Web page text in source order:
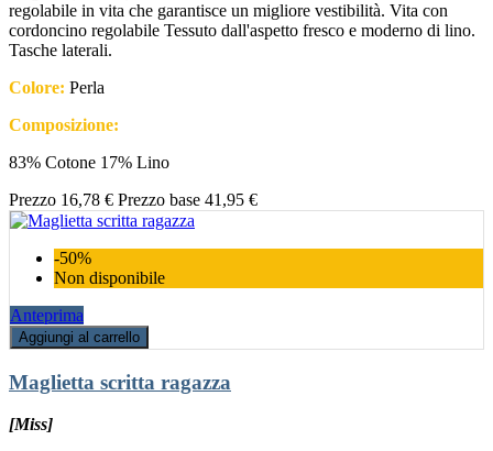
regolabile in vita che garantisce un migliore vestibilità. Vita con
cordoncino regolabile Tessuto dall'aspetto fresco e moderno di lino.
Tasche laterali.
Colore: Perla
Composizione:
83% Cotone 17% Lino
Prezzo 16,78 € Prezzo base 41,95 €
-50%
Non disponibile
Anteprima
Aggiungi al carrello
Maglietta scritta ragazza
[Miss]